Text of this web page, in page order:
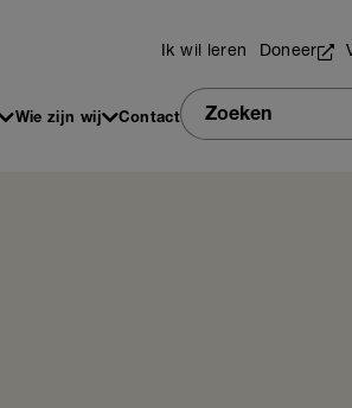
Utilities
Ik wil leren Doneer
Wie zijn wij Contact
Zoeken